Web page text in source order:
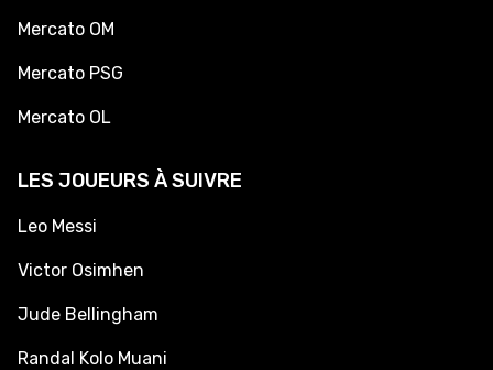
Mercato OM
Mercato PSG
Mercato OL
LES JOUEURS À SUIVRE
Leo Messi
Victor Osimhen
Jude Bellingham
Randal Kolo Muani